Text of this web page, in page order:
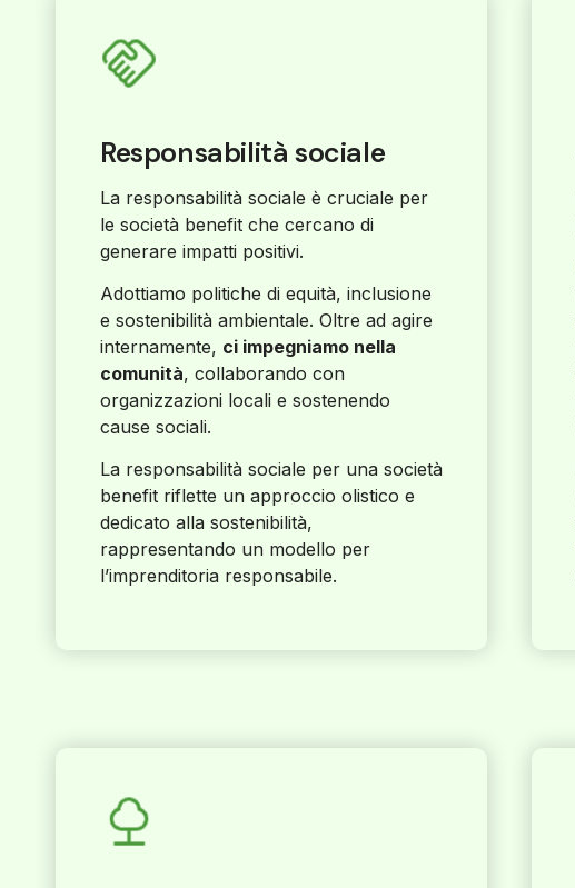
Responsabilità sociale
La responsabilità sociale è cruciale per
le società benefit che cercano di
generare impatti positivi.
Adottiamo politiche di equità, inclusione
e sostenibilità ambientale. Oltre ad agire
internamente, ci impegniamo nella
comunità, collaborando con
organizzazioni locali e sostenendo
cause sociali.
La responsabilità sociale per una società
benefit riflette un approccio olistico e
dedicato alla sostenibilità,
rappresentando un modello per
l’imprenditoria responsabile.